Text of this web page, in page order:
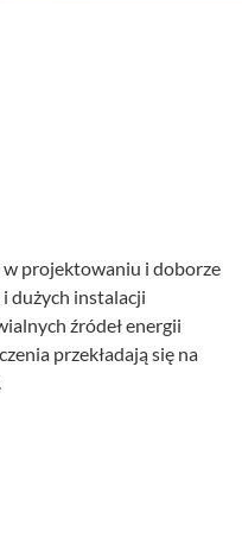
w projektowaniu i doborze
dużych instalacji
źródeł energii
przekładają się na